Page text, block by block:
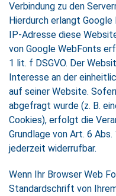
Verbindung zu den
Hierdurch erlangt Google
IP-Adresse diese
von Google WebFonts
1 lit. f DSGVO. Der
Interesse an der
auf seiner Website.
abgefragt wurde (z. B.
Cookies), erfolgt die
Grundlage von Art. 6
jederzeit widerrufbar.
Wenn Ihr Browser Web
Standardschrift von